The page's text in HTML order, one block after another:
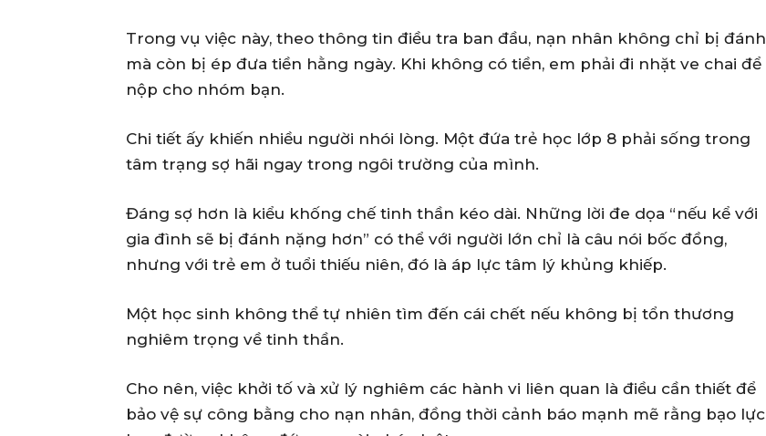
Trong vụ việc này, theo thông tin điều tra ban đầu, nạn nhân không chỉ bị đánh
mà còn bị ép đưa tiền hằng ngày. Khi không có tiền, em phải đi nhặt ve chai để
nộp cho nhóm bạn.
Chi tiết ấy khiến nhiều người nhói lòng. Một đứa trẻ học lớp 8 phải sống trong
tâm trạng sợ hãi ngay trong ngôi trường của mình.
Đáng sợ hơn là kiểu khống chế tinh thần kéo dài. Những lời đe dọa “nếu kể với
gia đình sẽ bị đánh nặng hơn” có thể với người lớn chỉ là câu nói bốc đồng,
nhưng với trẻ em ở tuổi thiếu niên, đó là áp lực tâm lý khủng khiếp.
Một học sinh không thể tự nhiên tìm đến cái chết nếu không bị tổn thương
nghiêm trọng về tinh thần.
Cho nên, việc khởi tố và xử lý nghiêm các hành vi liên quan là điều cần thiết để
bảo vệ sự công bằng cho nạn nhân, đồng thời cảnh báo mạnh mẽ rằng bạo lực